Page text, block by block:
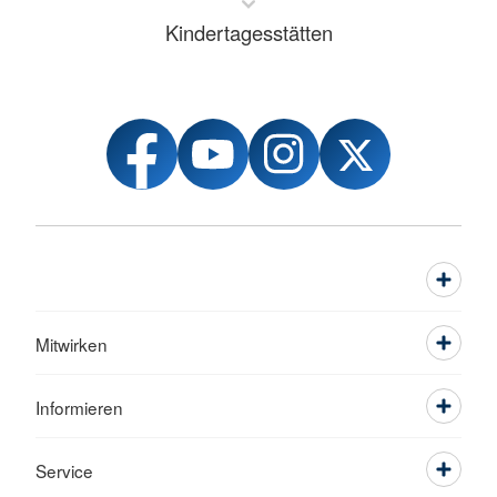
Kindertagesstätten
Mitwirken
Informieren
Service